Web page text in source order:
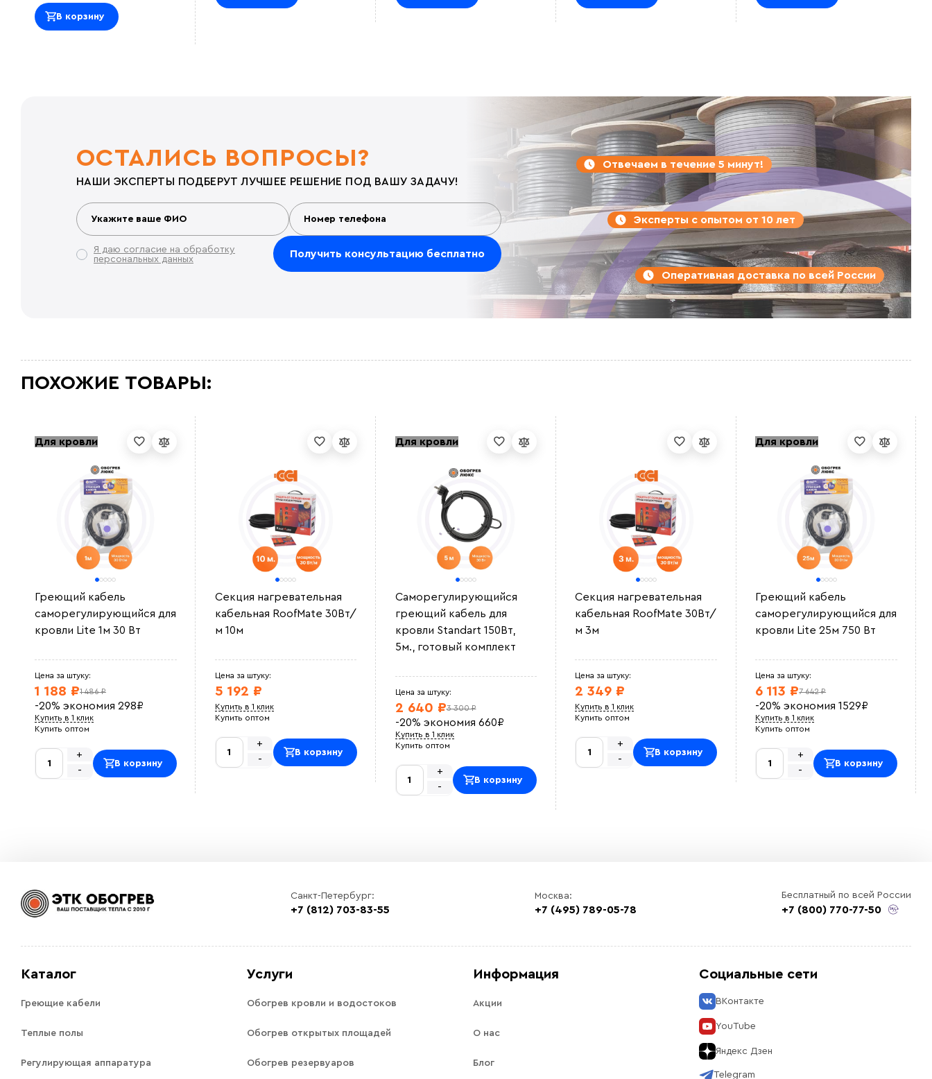
В корзину
ОСТАЛИСЬ ВОПРОСЫ?
НАШИ ЭКСПЕРТЫ ПОДБЕРУТ ЛУЧШЕЕ РЕШЕНИЕ ПОД ВАШУ ЗАДАЧУ!
Я даю согласие на обработку
персональных данных
Отвечаем в течение 5 минут!
Эксперты с опытом от 10 лет
Оперативная доставка по всей России
ПОХОЖИЕ ТОВАРЫ:
Для кровли
Греющий кабель
саморегулирующийся для
кровли Lite 1м 30 Вт
Цена за штуку:
1 486 ₽
1 188 ₽
-20% экономия 298₽
Купить в 1 клик
Купить оптом
-
+
В корзину
Секция нагревательная
кабельная RoofMate 30Вт/
м 10м
Цена за штуку:
5 192 ₽
Купить в 1 клик
Купить оптом
-
+
В корзину
Для кровли
Саморегулирующийся
греющий кабель для
кровли Standart 150Вт,
5м., готовый комплект
Цена за штуку:
3 300 ₽
2 640 ₽
-20% экономия 660₽
Купить в 1 клик
Купить оптом
-
+
В корзину
Секция нагревательная
кабельная RoofMate 30Вт/
м 3м
Цена за штуку:
2 349 ₽
Купить в 1 клик
Купить оптом
-
+
В корзину
Для кровли
Греющий кабель
саморегулирующийся для
кровли Lite 25м 750 Вт
Цена за штуку:
7 642 ₽
6 113 ₽
-20% экономия1529₽
Купить в 1 клик
Купить оптом
-
+
В корзину
Санкт-Петербург:
+7 (812) 703-83-55
Москва:
+7 (495) 789-05-78
Бесплатный по всей России
+7 (800) 770-77-50
Каталог
Греющие кабели
Теплые полы
Регулирующая аппаратура
Услуги
Обогрев кровли и водостоков
Обогрев открытых площадей
Обогрев резервуаров
Информация
Акции
О нас
Блог
Социальные сети
ВКонтакте
YouTube
Яндекс Дзен
Telegram